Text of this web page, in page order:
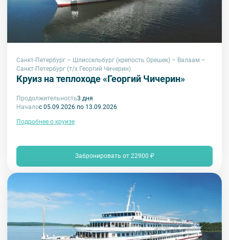
Санкт-Петербург – Шлиссельбург (крепость Орешек) – Валаам –
Санкт-Петербург (т/х Георгий Чичерин)
Круиз на теплоходе «Георгий Чичерин»
Продолжительность3 дня
Началос 05.09.2026 по 13.09.2026
Подробнее о круизе
Забронировать от 22900 ₽